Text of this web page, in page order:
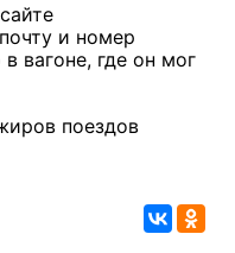
и номер
вагоне, где он мог
поездов